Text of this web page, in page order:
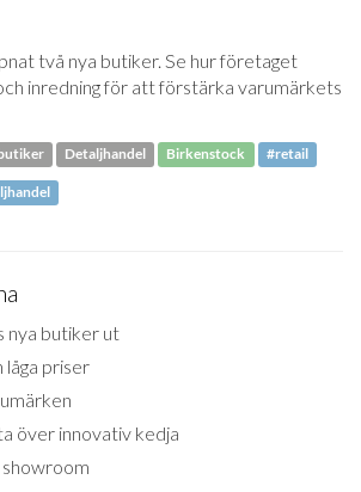
två nya butiker. Se hur företaget
inredning för att förstärka varumärkets
Detaljhandel Birkenstock #retail
nya butiker ut
låga priser
över innovativ kedja